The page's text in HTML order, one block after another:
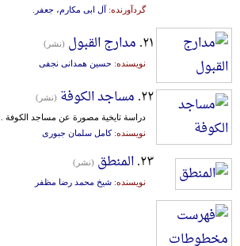
گردآورنده: آل ابی مکارم، جعفر.
۲۱. مدارج القبول (نشر)
نویسنده: حسین همدانی نجفی
۲۲. مساجد الکوفة (نشر)
دراسة تایخیة مصورة عن مساجد الکوفة ...
نویسنده:کامل سلمان جبوری
۲۳. المنطق (نشر)
نویسنده: شیخ محمد رضا مظفر